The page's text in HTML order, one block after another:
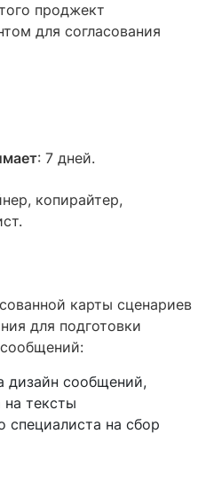
проджект
для согласования
: 7 дней.
копирайтер,
карты сценариев
для подготовки
сообщений:
дизайн сообщений,
тексты
специалиста на сбор